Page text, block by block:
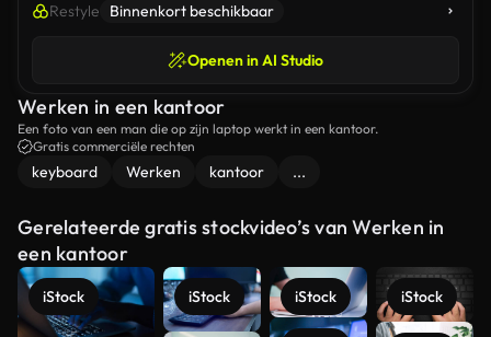
Restyle Binnenkort beschikbaar
Openen in AI Studio
Werken in een kantoor
Een foto van een man die op zijn laptop werkt in een kantoor.
Gratis commerciële rechten
keyboard Werken kantoor ...
Gerelateerde gratis stockvideo’s van Werken in
een kantoor
iStock iStock iStock iStock